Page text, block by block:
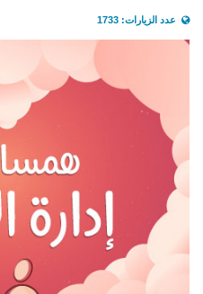
عدد الزيارات: 1733